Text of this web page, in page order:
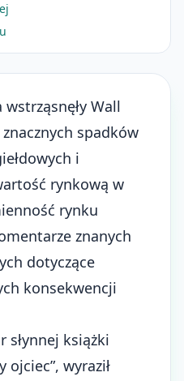
Wall
spadków
i
rynkową w
rynku
znanych
dotyczące
konsekwencji
słynnej książki
ojciec”, wyraził